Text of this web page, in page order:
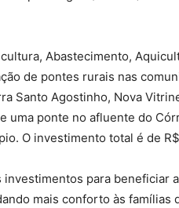
Abastecimento,
de pontes rurais nas
Santo Agostinho, Nova
uma ponte no afluente do
O investimento total é de
para beneficiar
mais conforto às famílias